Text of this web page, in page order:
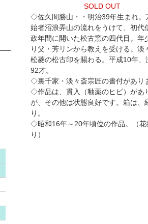
SOLD OUT
◇佐久間勝山・・明治39年生まれ。
始者沼浪弄山の流れをうけて、初代
政年間に開いた松古窯の四代目。年
り父・芳リンから教えを受ける。淡
松菱の松古印を賜わる。平成10年、
92才。
◇裏千家・淡々斎宗匠の書付があり
◇作品は、貫入（釉薬のヒビ）があ
が、その他は状態良好です。箱は、
り。
◇昭和16年～20年頃位の作品。（花
り）